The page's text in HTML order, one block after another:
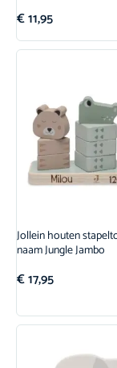
€11,95
Jollein houten
naam Jungle Jambo
€17,95